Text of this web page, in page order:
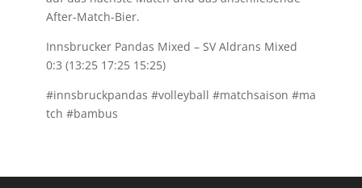
After-Match-Bier.
Innsbrucker Pandas Mixed – SV Aldrans Mixed
0:3 (13:25 17:25 15:25)
#innsbruckpandas #volleyball #matchsaison #ma
tch #bambus